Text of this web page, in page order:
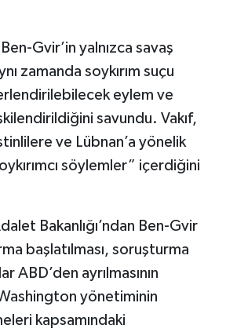
Gvir’in yalnızca savaş
zamanda soykırım suçu
eylem ve
savundu. Vakıf,
ve Lübnan’a yönelik
söylemler” içerdiğini
Bakanlığı’ndan Ben-Gvir
başlatılması, soruşturma
ABD’den ayrılmasının
yönetiminin
kapsamındaki